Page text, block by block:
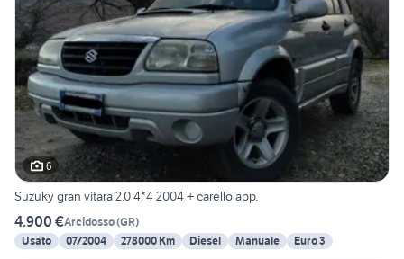
6
Suzuky gran vitara 2.0 4*4 2004 + carello app.
4.900 €Arcidosso(GR)
Usato
07/2004 278000 Km Diesel Manuale Euro 3